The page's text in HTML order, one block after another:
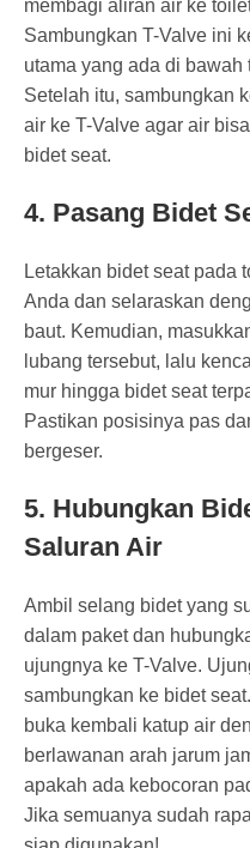
membagi aliran air ke
Sambungkan T-Valve ini
utama yang ada di bawah
Setelah itu, sambungkan
air ke T-Valve agar air
bidet seat.
4. Pasang Bidet
Letakkan bidet seat pada
Anda dan selaraskan
baut. Kemudian,
lubang tersebut, lalu
mur hingga bidet seat
Pastikan posisinya pas
bergeser.
5. Hubungkan
Saluran Air
Ambil selang bidet yang
dalam paket dan
ujungnya ke T-Valve.
sambungkan ke bidet
buka kembali katup air
berlawanan arah jarum
apakah ada kebocoran
Jika semuanya sudah